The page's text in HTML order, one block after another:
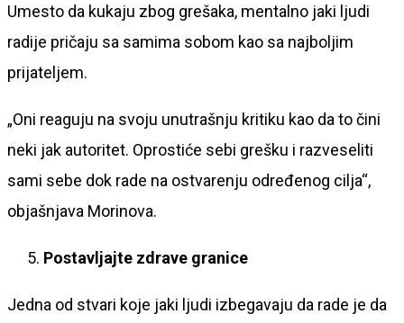
Umesto da kukaju zbog grešaka, mentalno jaki ljudi
radije pričaju sa samima sobom kao sa najboljim
prijateljem.
„Oni reaguju na svoju unutrašnju kritiku kao da to čini
neki jak autoritet. Oprostiće sebi grešku i razveseliti
sami sebe dok rade na ostvarenju određenog cilja“,
objašnjava Morinova.
Postavljajte zdrave granice
Jedna od stvari koje jaki ljudi izbegavaju da rade je da